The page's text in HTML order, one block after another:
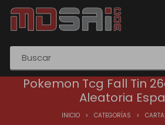
Pokemon Tcg Fall Tin
Aleatoria
INICIO CATEGORÍAS